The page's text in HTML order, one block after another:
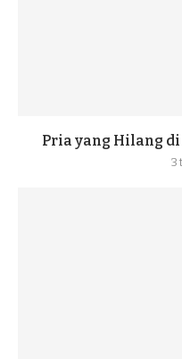
Pria yang Hilang
3